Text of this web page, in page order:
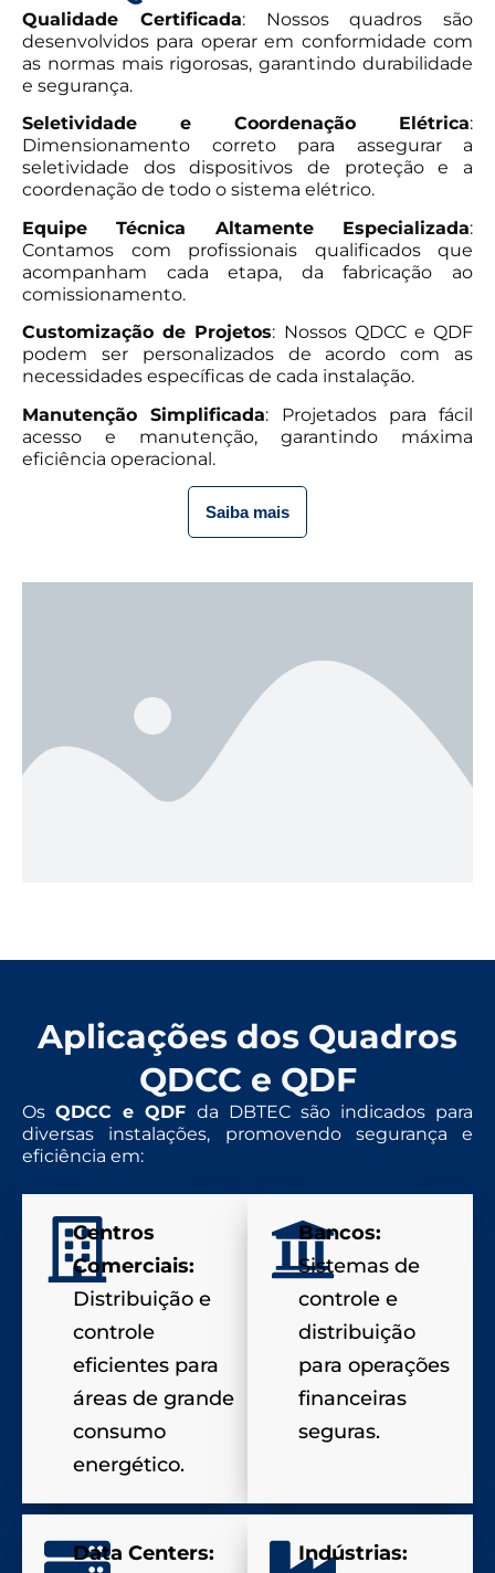
Qualidade Certificada: Nossos quadros são
desenvolvidos para operar em conformidade com
as normas mais rigorosas, garantindo durabilidade
e segurança.
Seletividade e Coordenação Elétrica:
Dimensionamento correto para assegurar a
seletividade dos dispositivos de proteção e a
coordenação de todo o sistema elétrico.
Equipe Técnica Altamente Especializada:
Contamos com profissionais qualificados que
acompanham cada etapa, da fabricação ao
comissionamento.
Customização de Projetos: Nossos QDCC e QDF
podem ser personalizados de acordo com as
necessidades específicas de cada instalação.
Manutenção Simplificada: Projetados para fácil
acesso e manutenção, garantindo máxima
eficiência operacional.
Saiba mais
Aplicações dos Quadros
QDCC e QDF
OsQDCC e QDF da DBTEC são indicados para
diversas instalações, promovendo segurança e
eficiência em:
Centros
Comerciais:
Distribuição e
controle
eficientes para
áreas de grande
consumo
energético.
Bancos:
Sistemas de
controle e
distribuição
para operações
financeiras
seguras.
Data Centers:
Indústrias: